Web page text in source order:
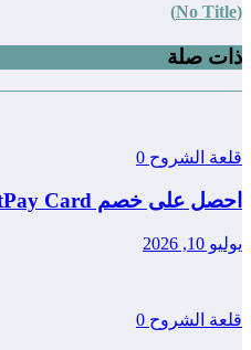
(No Title)
ذات صلة
قلعة الشروح 0
احصل على خصم RedotPay Card كوبونات حصرية
يوليو 10, 2026
قلعة الشروح 0